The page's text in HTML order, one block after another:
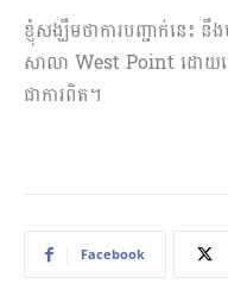
ខ្ញុំសង្ឃឹមថាការបញ្ជាក់នេះ
សាលា West Point ដោយ
ជាការពិត។
Facebook